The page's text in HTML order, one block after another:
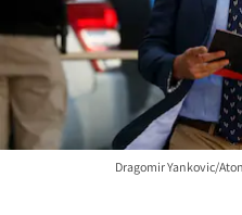
Dragomir Yankovic/